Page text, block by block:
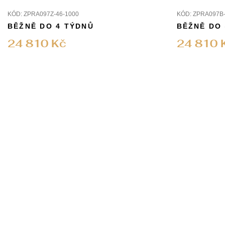
KÓD: ZPRA097Z-46-1000
24 810 Kč
BĚŽNĚ DO 4 TÝDNŮ
KÓD:
24 810
BĚŽNĚ DO